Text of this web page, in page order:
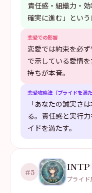
責任感・組織力・
確実に進む」という
恋愛での影響
恋愛では約束を必
で示している愛情
持ちが本音。
恋愛攻略法（プライドを満た
「あなたの誠実さ
る。責任感と実行
イドを満たす。
#5 INTP
プライド